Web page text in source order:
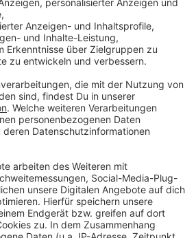
aus Leverkusen
Fußgängerzonen?
Schlebusch: Mann schwer
Opladen fließt wieder